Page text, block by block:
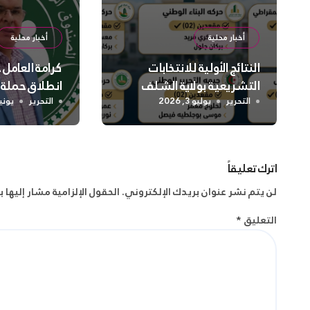
أخبار محلية
النتائج الأولية للانتخابات
التشريعية بولاية الشلف
التحرير يوليو 3, 2026
أخبار محلية
كرامة
انطلاق
واسعة
الجسدية
التحرير يونيو
اترك تعليقاً
لن يتم نشر عنوان بريدك الإلكتروني.الحقول الإلزامية مشار إليها
التعليق*